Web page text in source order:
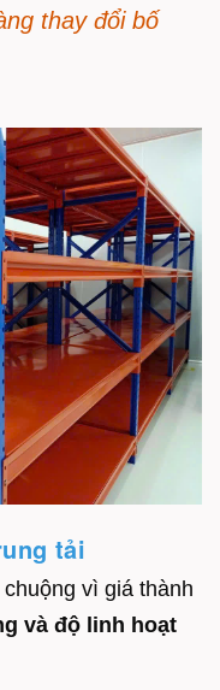
thay đổi bố
tải
vì giá thành
và độ linh hoạt